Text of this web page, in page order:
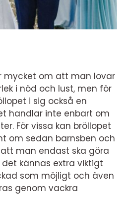
mycket om att man lovar
i nöd och lust, men för
i sig också en
handlar inte enbart om
För vissa kan bröllopet
om sedan barnsben och
man endast ska göra
kännas extra viktigt
som möjligt och även
genom vackra